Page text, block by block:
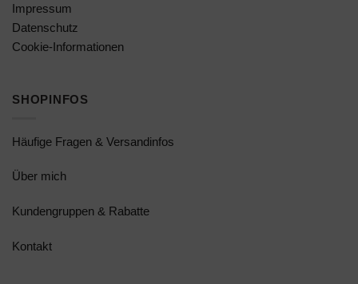
Impressum
Datenschutz
Cookie-Informationen
SHOPINFOS
Häufige Fragen & Versandinfos
Über mich
Kundengruppen & Rabatte
Kontakt